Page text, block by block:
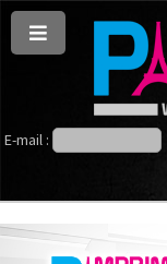
E-mail :